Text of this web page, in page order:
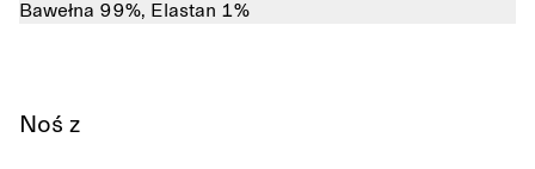
Bawełna 99%, Elastan 1%
Noś z